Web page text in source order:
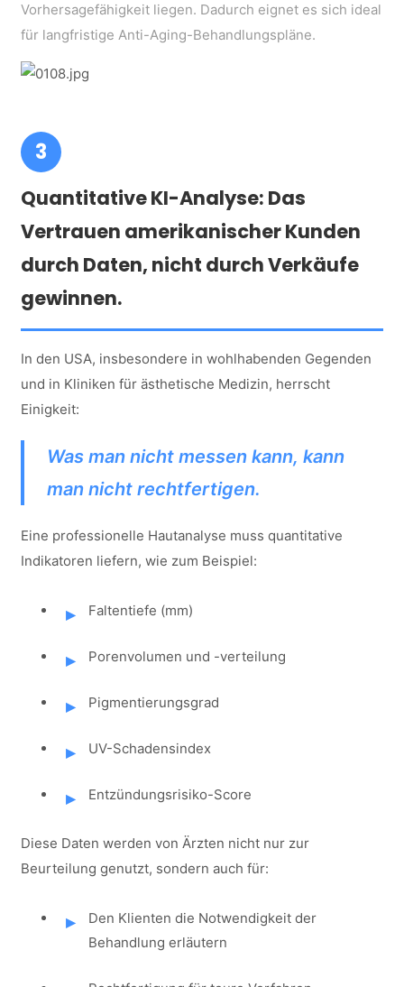
Vorhersagefähigkeit liegen. Dadurch eignet es sich ideal
für langfristige Anti-Aging-Behandlungspläne.
3
Quantitative KI-Analyse: Das
Vertrauen amerikanischer Kunden
durch Daten, nicht durch Verkäufe
gewinnen.
In den USA, insbesondere in wohlhabenden Gegenden
und in Kliniken für ästhetische Medizin, herrscht
Einigkeit:
Was man nicht messen kann, kann
man nicht rechtfertigen.
Eine professionelle Hautanalyse muss quantitative
Indikatoren liefern, wie zum Beispiel:
Faltentiefe (mm)
Porenvolumen und -verteilung
Pigmentierungsgrad
UV-Schadensindex
Entzündungsrisiko-Score
Diese Daten werden von Ärzten nicht nur zur
Beurteilung genutzt, sondern auch für:
Den Klienten die Notwendigkeit der
Behandlung erläutern